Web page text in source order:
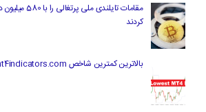
مقامات تایلندی
کردند
بالاترین کمترین شاخص MT4 – forexmt4indicators.com